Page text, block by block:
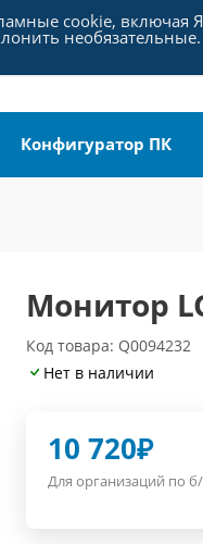
Конфигуратор ПК
Монитор
Код товара: Q0094232
Нет в наличии
10 720₽
Для организаций по
cookie, включая